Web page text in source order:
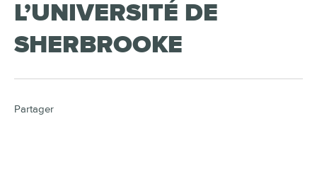
L’UNIVERSITÉ DE
SHERBROOKE
Partager